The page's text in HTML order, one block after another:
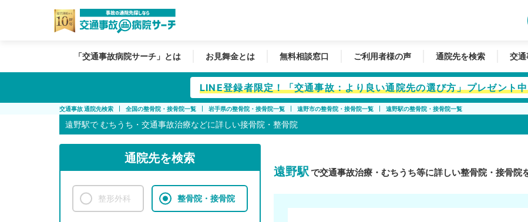
「交通事故病院サーチ」とは お見舞金とは 無料相談窓口 ご利用者様の声 通院先を検索 交通
LINE登録者限定！「交通事故：より良い通院先の選び方」プレゼント
交通事故 通院先検索 全国の整骨院・接骨院一覧 岩手県の整骨院・接骨院一覧 遠野市の整骨院・接骨院一覧 遠野駅の整骨院・接骨院一覧
遠野駅で むちうち・交通事故治療などに詳しい接骨院・整骨院
通院先を検索
整形外科 整骨院・接骨院
遠野駅で交通事故治療・むちうち等に詳しい整骨院・接骨院